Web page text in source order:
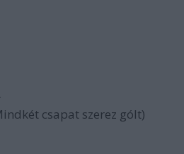
csapat szerez gólt)